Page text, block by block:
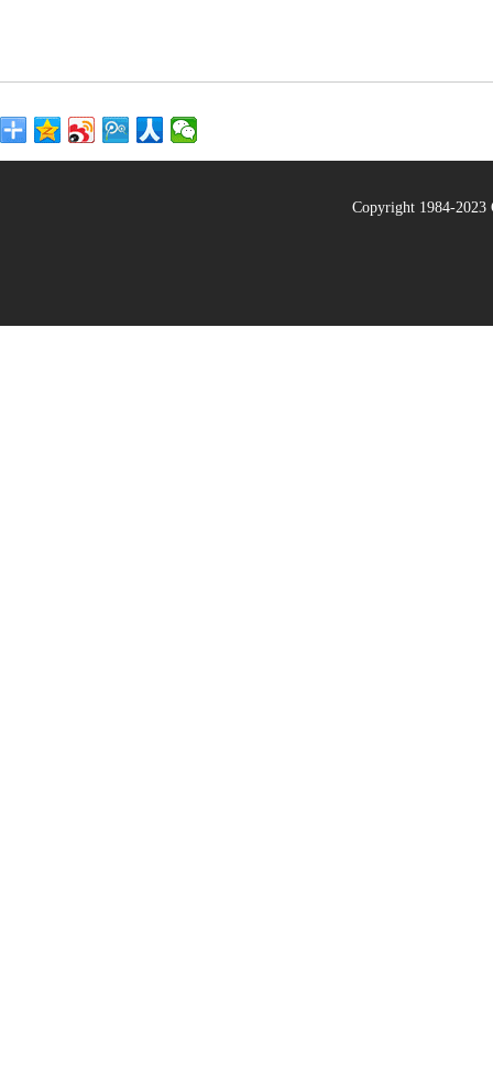
Copyright 1984-